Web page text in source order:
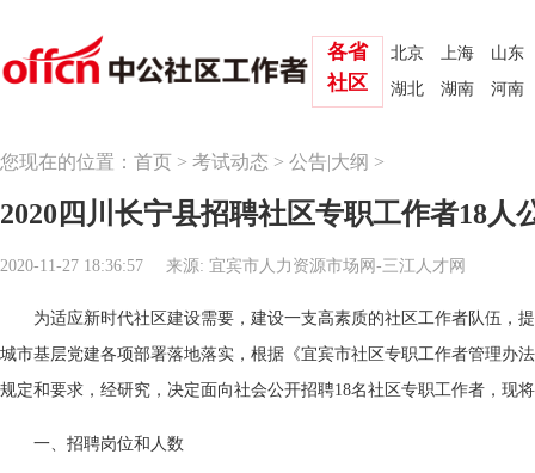
北京 上海
山东
湖北
湖南 河南
各省
社区
您现在的位置： 首页 > 考试动态 > 公告|大纲 >
2020四川长宁县招聘社区专职工作者18人
2020-11-27 18:36:57 来源: 宜宾市人力资源市场网-三江人才网
为适应新时代社区建设需要，建设一支高素质的社区工作者队伍，
城市基层党建各项部署落地落实，根据《宜宾市社区专职工作者管理办
规定和要求，经研究，决定面向社会公开招聘18名社区专职工作者，现
一、招聘岗位和人数